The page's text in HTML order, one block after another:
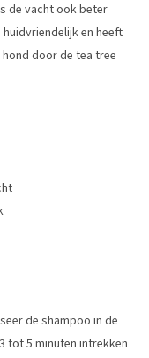
de vacht ook beter
en heeft
door de tea tree
de shampoo in de
tot 5 minuten intrekken